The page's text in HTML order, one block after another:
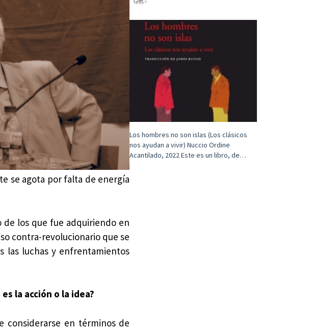
se agota por falta de energía
de los que fue adquiriendo en
contra-revolucionario que se
las luchas y enfrentamientos
la acción o la idea?
considerarse en términos de
Los hombres no son islas (Los clásicos
nos ayudan a vivir) Nuccio Ordine
Acantilado, 2022 Este es un libro, de…